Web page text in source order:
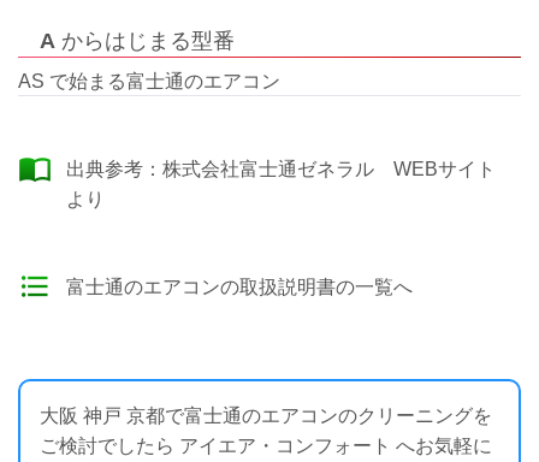
A からはじまる型番
AS で始まる富士通のエアコン
出典参考： 株式会社富士通ゼネラル WEBサイト
より
富士通のエアコンの取扱説明書の一覧へ
大阪 神戸 京都で富士通のエアコンのクリーニングを
ご検討でしたら アイエア・コンフォート へお気軽に